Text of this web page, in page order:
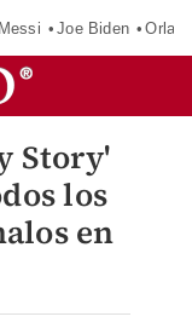
Joe Biden
Story'
los
en